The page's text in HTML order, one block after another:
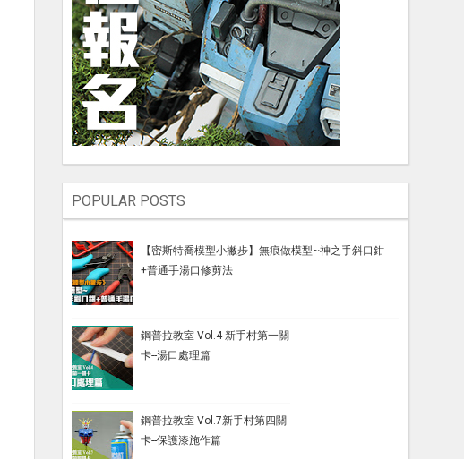
POPULAR POSTS
【密斯特喬模型小撇步】無痕做模型~神之手斜口鉗
+普通手湯口修剪法
鋼普拉教室 Vol.4 新手村第一關
卡--湯口處理篇
鋼普拉教室 Vol.7新手村第四關
卡--保護漆施作篇